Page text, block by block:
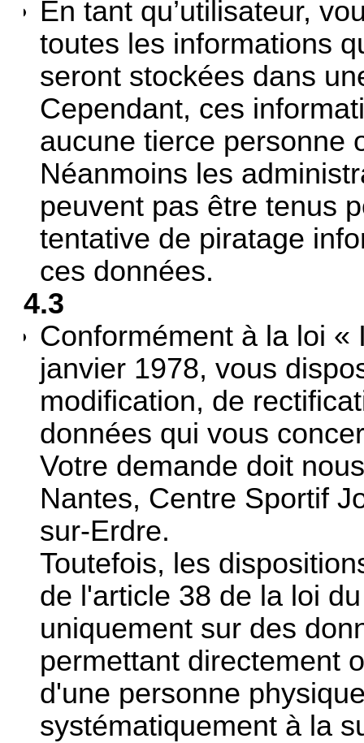
En tant qu’utilisateur,
toutes les informations
seront stockées dans
Cependant, ces
aucune tierce personne
Néanmoins les
peuvent pas être tenus
tentative de piratage
ces données.
4.3
Conformément à la loi
janvier 1978, vous
modification, de
données qui vous
Votre demande doit
Nantes, Centre Sportif
sur-Erdre.
Toutefois, les
de l'article 38 de la loi
uniquement sur des
permettant directement
d'une personne
systématiquement à la